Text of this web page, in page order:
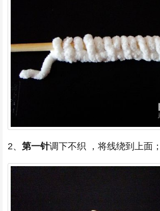
2、 第一针调下不织 ，将线绕到上面；